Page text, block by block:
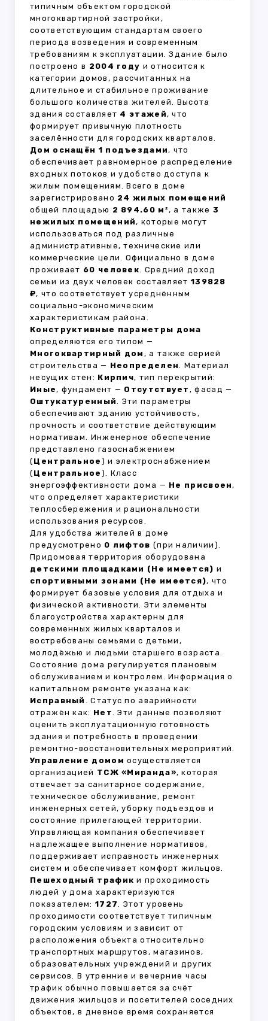
типичным объектом городской
многоквартирной застройки,
соответствующим стандартам своего
периода возведения и современным
требованиям к эксплуатации. Здание было
построено в 2004 году и относится к
категории домов, рассчитанных на
длительное и стабильное проживание
большого количества жителей. Высота
здания составляет 4 этажей, что
формирует привычную плотность
заселённости для городских кварталов.
Дом оснащён 1 подъездами, что
обеспечивает равномерное распределение
входных потоков и удобство доступа к
жилым помещениям. Всего в доме
зарегистрировано 24 жилых помещений
общей площадью 2 894.60 м², а также 3
нежилых помещений, которые могут
использоваться под различные
административные, технические или
коммерческие цели. Официально в доме
проживает 60 человек. Средний доход
семьи из двух человек составляет 139828
₽, что соответствует усреднённым
социально-экономическим
характеристикам района.
Конструктивные параметры дома
определяются его типом —
Многоквартирный дом , а также серией
строительства — Неопределен. Материал
несущих стен: Кирпич, тип перекрытий:
Иные, фундамент — Отсутствует , фасад —
Оштукатуренный. Эти параметры
обеспечивают зданию устойчивость,
прочность и соответствие действующим
нормативам. Инженерное обеспечение
представлено газоснабжением
(Центральное ) и электроснабжением
(Центральное ). Класс
энергоэффективности дома — Не присвоен,
что определяет характеристики
теплосбережения и рациональности
использования ресурсов.
Для удобства жителей в доме
предусмотрено 0 лифтов (при наличии).
Придомовая территория оборудована
детскими площадками (Не имеется) и
спортивными зонами (Не имеется), что
формирует базовые условия для отдыха и
физической активности. Эти элементы
благоустройства характерны для
современных жилых кварталов и
востребованы семьями с детьми,
молодёжью и людьми старшего возраста.
Состояние дома регулируется плановым
обслуживанием и контролем. Информация о
капитальном ремонте указана как:
Исправный . Статус по аварийности
отражён как: Нет. Эти данные позволяют
оценить эксплуатационную готовность
здания и потребность в проведении
ремонтно-восстановительных мероприятий.
Управление домом осуществляется
организацией ТСЖ «Миранда», которая
отвечает за санитарное содержание,
техническое обслуживание, ремонт
инженерных сетей, уборку подъездов и
состояние прилегающей территории.
Управляющая компания обеспечивает
надлежащее выполнение нормативов,
поддерживает исправность инженерных
систем и обеспечивает комфорт жильцов.
Пешеходный трафик и проходимость
людей у дома характеризуются
показателем: 1727. Этот уровень
проходимости соответствует типичным
городским условиям и зависит от
расположения объекта относительно
транспортных маршрутов, магазинов,
образовательных учреждений и других
сервисов. В утренние и вечерние часы
трафик обычно повышается за счёт
движения жильцов и посетителей соседних
объектов, в дневное время сохраняется